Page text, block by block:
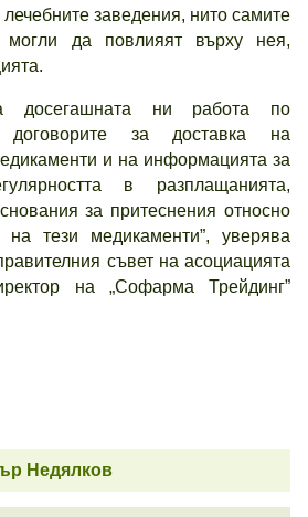
заведения, нито самите
могли да повлияят върху нея,
досегашната ни работа по
договорите за доставка на
и на информацията за
в разплащанията,
за притеснения относно
на тези медикаменти”, уверява
съвет на асоциацията
на „Софарма Трейдинг”
Недялков